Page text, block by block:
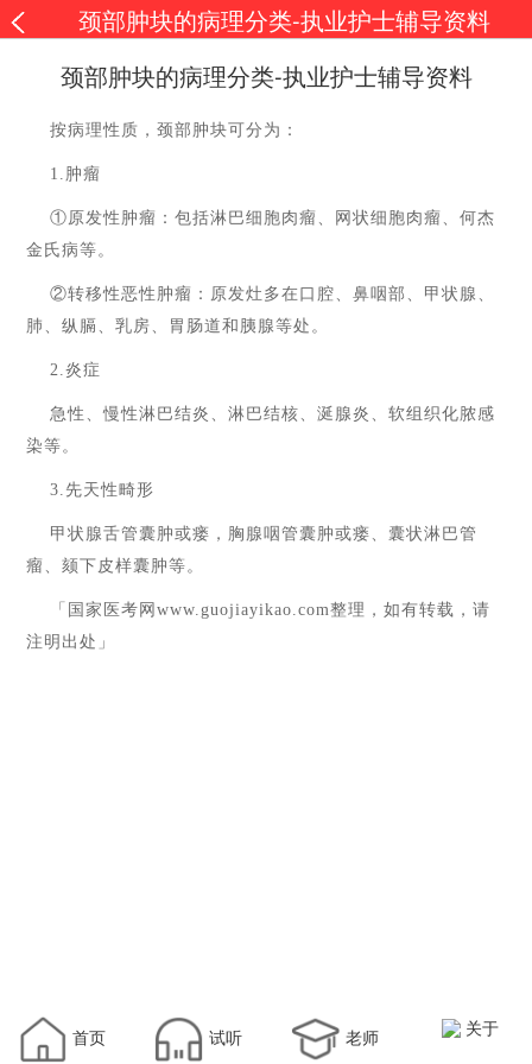
颈部肿块的病理分类-执业护士辅导资料
颈部肿块的病理分类-执业护士辅导资料
按病理性质，颈部肿块可分为：
1. 肿瘤
①原发性肿瘤：包括淋巴细胞肉瘤、网状细胞肉瘤、何杰
金氏病等。
②转移性恶性肿瘤：原发灶多在口腔、鼻咽部、甲状腺、
肺、纵膈、乳房、胃肠道和胰腺等处。
2.炎症
急性、慢性淋巴结炎、淋巴结核、涎腺炎、软组织化脓感
染等。
3. 先天性畸形
甲状腺舌管囊肿或瘘，胸腺咽管囊肿或瘘、囊状淋巴管
瘤、颏下皮样囊肿等。
「国家医考网www.guojiayikao.com整理，如有转载，请
注明出处」
首页 试听 老师 关于